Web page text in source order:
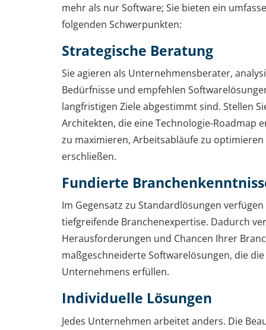
mehr als nur Software; Sie bieten ein
folgenden Schwerpunkten:
Strategische Beratung
Sie agieren als Unternehmensberater,
Bedürfnisse und empfehlen
langfristigen Ziele abgestimmt sind. Stellen
Architekten, die eine Technologie-Roadmap
zu maximieren, Arbeitsabläufe zu
erschließen.
Fundierte
Im Gegensatz zu Standardlösungen
tiefgreifende Branchenexpertise. Dadurch
Herausforderungen und Chancen Ihrer
maßgeschneiderte Softwarelösungen, die
Unternehmens erfüllen.
Individuelle Lösungen
Jedes Unternehmen arbeitet anders. Die